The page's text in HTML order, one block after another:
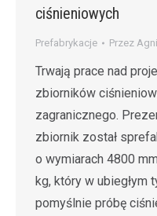
ciśnieniowych
Prefabrykacje Przez
Trwają prace nad
zbiorników
zagranicznego.
zbiornik został
o wymiarach 4800
kg, który w ubiegłym
pomyślnie próbę